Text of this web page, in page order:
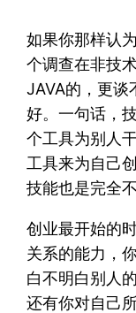
如果你那样认
个调查在非技
JAVA的，更谈
好。一句话，
个工具为别人
工具来为自己
技能也是完全不
创业最开始的
关系的能力，
白不明白别人
还有你对自己